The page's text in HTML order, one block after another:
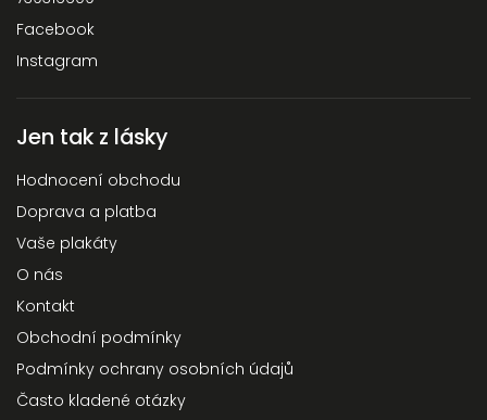
Facebook
Instagram
Jen tak z lásky
Hodnocení obchodu
Doprava a platba
Vaše plakáty
O nás
Kontakt
Obchodní podmínky
Podmínky ochrany osobních údajů
Často kladené otázky